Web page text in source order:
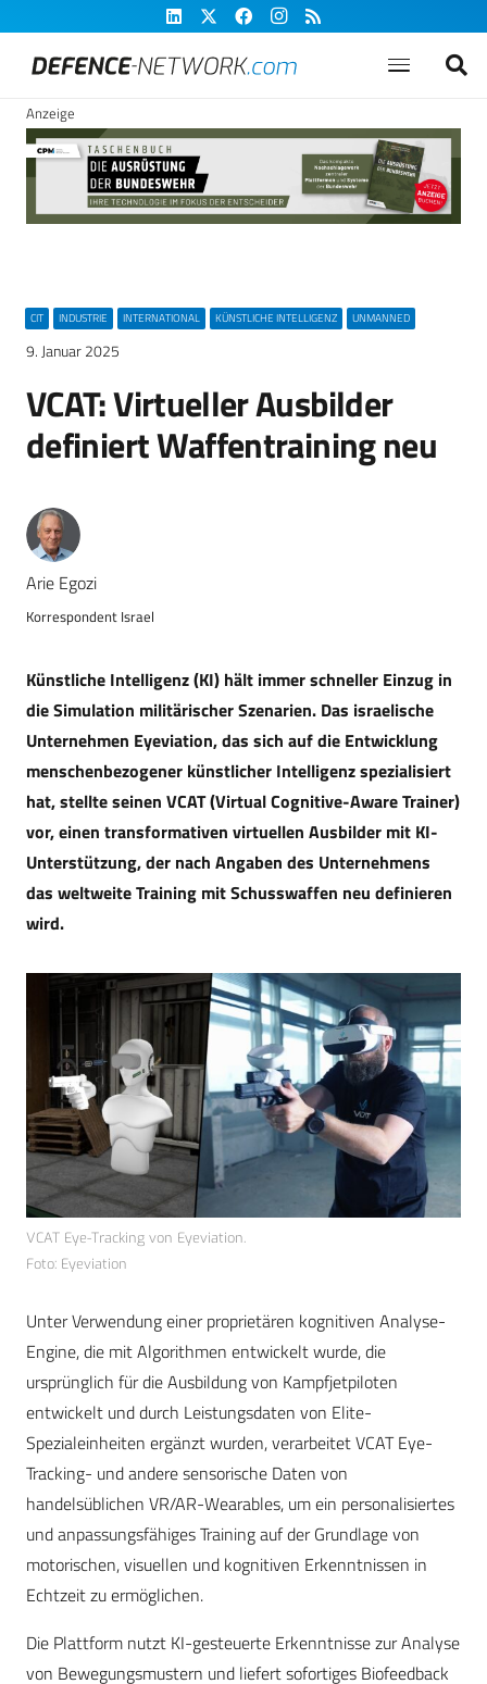
Anzeige
CIT INDUSTRIE INTERNATIONAL KÜNSTLICHE INTELLIGENZ UNMANNED
9. Januar 2025
VCAT: Virtueller Ausbilder
definiert Waffentraining neu
Arie Egozi
Korrespondent Israel
Künstliche Intelligenz (KI) hält immer schneller Einzug in
die Simulation militärischer Szenarien. Das israelische
Unternehmen Eyeviation, das sich auf die Entwicklung
menschenbezogener künstlicher Intelligenz spezialisiert
hat, stellte seinen VCAT (Virtual Cognitive-Aware Trainer)
vor, einen transformativen virtuellen Ausbilder mit KI-
Unterstützung, der nach Angaben des Unternehmens
das weltweite Training mit Schusswaffen neu definieren
wird.
VCAT Eye-Tracking von Eyeviation.
Foto: Eyeviation
Unter Verwendung einer proprietären kognitiven Analyse-
Engine, die mit Algorithmen entwickelt wurde, die
ursprünglich für die Ausbildung von Kampfjetpiloten
entwickelt und durch Leistungsdaten von Elite-
Spezialeinheiten ergänzt wurden, verarbeitet VCAT Eye-
Tracking- und andere sensorische Daten von
handelsüblichen VR/AR-Wearables, um ein personalisiertes
und anpassungsfähiges Training auf der Grundlage von
motorischen, visuellen und kognitiven Erkenntnissen in
Echtzeit zu ermöglichen.
Die Plattform nutzt KI-gesteuerte Erkenntnisse zur Analyse
von Bewegungsmustern und liefert sofortiges Biofeedback